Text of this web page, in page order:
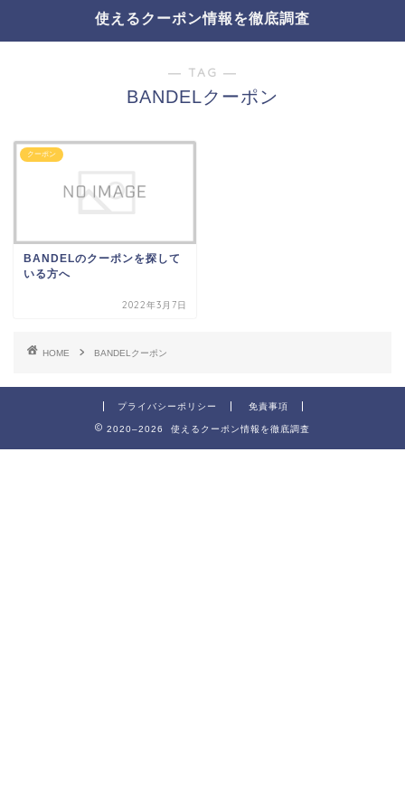
使えるクーポン情報を徹底調査
― TAG ―
BANDELクーポン
クーポン
BANDELのクーポンを探して
いる方へ
2022年3月7日
HOME BANDELクーポン
プライバシーポリシー 免責事項
2020–2026 使えるクーポン情報を徹底調査